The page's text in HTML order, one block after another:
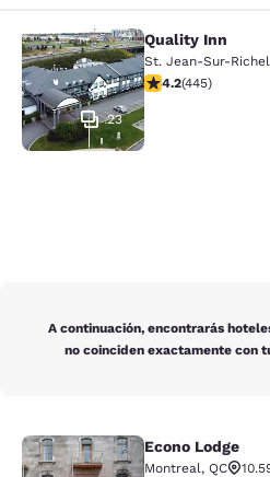
Quality Inn
23
Quality Inn
St. Jean-Sur-
calificación de 4.18
4.2(445)
A continuación, encontrarás
no coinciden exactamente con
Econo LodgeEcono Lodge
Montreal, QC